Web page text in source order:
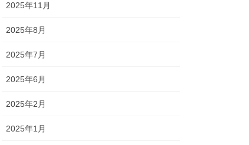
2025年11月
2025年8月
2025年7月
2025年6月
2025年2月
2025年1月